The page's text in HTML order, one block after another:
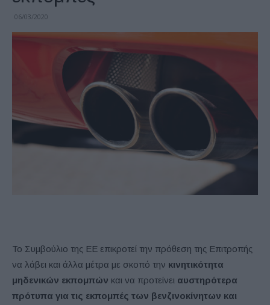
06/03/2020
Το Συμβούλιο της ΕΕ επικροτεί την πρόθεση της Επιτροπής
να λάβει και άλλα μέτρα με σκοπό την κινητικότητα
μηδενικών εκπομπών και να προτείνει αυστηρότερα
πρότυπα για τις εκπομπές των βενζινοκίνητων και